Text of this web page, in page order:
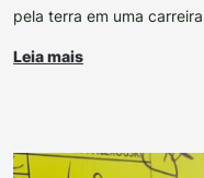
pela terra em uma
Leia mais